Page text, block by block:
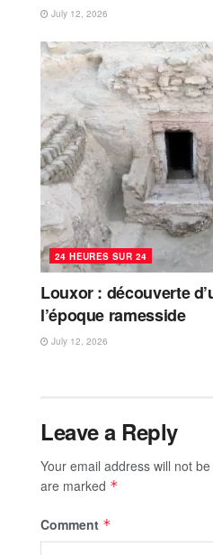
July 12, 2026
24 HEURES SUR 24
Louxor : découverte
l’époque ramesside
July 12, 2026
Leave a Reply
Your email address will not
are marked *
Comment *